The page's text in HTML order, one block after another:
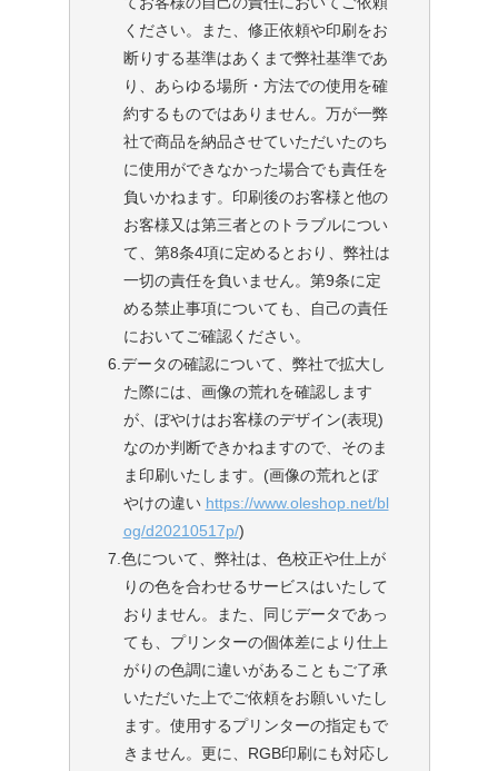
ください。また、修正依頼や印刷をお
断りする基準はあくまで弊社基準であ
り、あらゆる場所・方法での使用を確
約するものではありません。万が一弊
社で商品を納品させていただいたのち
に使用ができなかった場合でも責任を
負いかねます。印刷後のお客様と他の
お客様又は第三者とのトラブルについ
て、第8条4項に定めるとおり、弊社は
一切の責任を負いません。第9条に定
める禁止事項についても、自己の責任
においてご確認ください。
6.データの確認について、弊社で拡大し
た際には、画像の荒れを確認します
が、ぼやけはお客様のデザイン(表現)
なのか判断できかねますので、そのま
ま印刷いたします。(画像の荒れとぼ
やけの違い https://www.oleshop.net/bl
og/d20210517p/)
7.色について、弊社は、色校正や仕上が
りの色を合わせるサービスはいたして
おりません。また、同じデータであっ
ても、プリンターの個体差により仕上
がりの色調に違いがあることもご了承
いただいた上でご依頼をお願いいたし
ます。使用するプリンターの指定もで
きません。更に、RGB印刷にも対応し